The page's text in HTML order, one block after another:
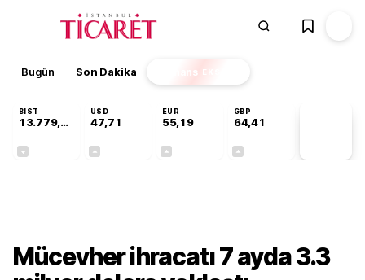
Bugün Son Dakika Finans EKSTRA
BIST
13.779,39
USD
47,71
EUR
55,19
GBP
64,41
Mücevher ihracatı 7 ayda 3.3